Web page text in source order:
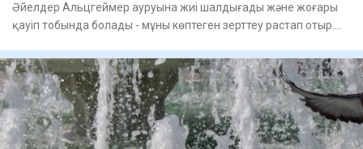
Әйелдер Альцгеймер ауруына жиі шалдығады және жоғары
қауіп тобында болады - мұны көптеген зерттеу растап отыр.